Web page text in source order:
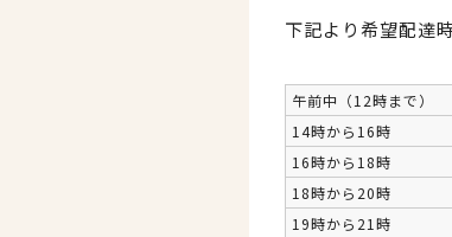
下記より希望配達
午前中（12時まで）
14時から16時
16時から18時
18時から20時
19時から21時